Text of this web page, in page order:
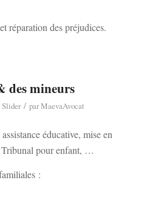
réparation des préjudices.
des mineurs
Slider / parMaevaAvocat
éducative, mise en
Tribunal pour enfant, …
: